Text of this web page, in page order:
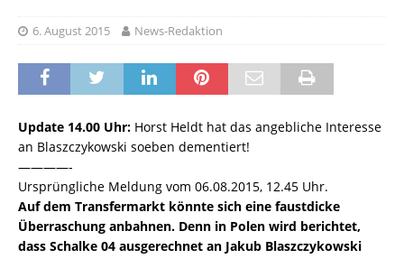
6. August 2015 News-Redaktion
Update 14.00 Uhr: Horst Heldt hat das angebliche Interesse
an Blaszczykowski soeben dementiert!
————-
Ursprüngliche Meldung vom 06.08.2015, 12.45 Uhr.
Auf dem Transfermarkt könnte sich eine faustdicke
Überraschung anbahnen. Denn in Polen wird berichtet,
dass Schalke 04 ausgerechnet an Jakub Blaszczykowski